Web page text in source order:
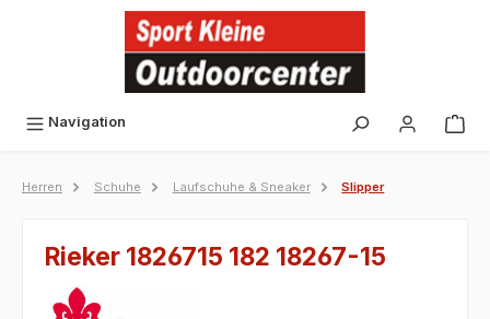
Navigation
Herren Schuhe Laufschuhe & Sneaker Slipper
Rieker 1826715 182 18267-15